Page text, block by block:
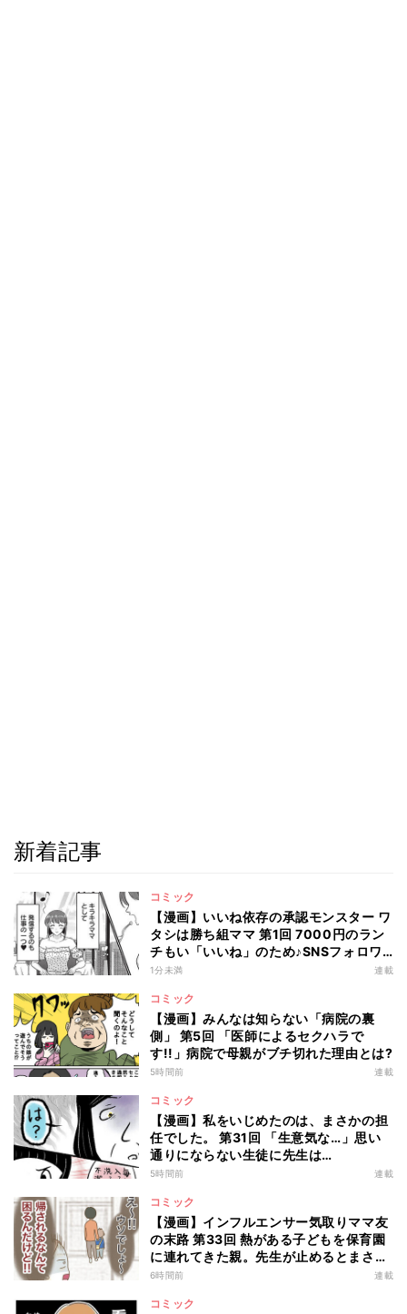
新着記事
コミック
【漫画】いいね依存の承認モンスター ワ
タシは勝ち組ママ 第1回 7000円のラン
チもい「いいね」のため♪SNSフォロワ
ー2万人の"キラキラママ"の生活とは?
1分未満 連載
コミック
【漫画】みんなは知らない「病院の裏
側」 第5回 「医師によるセクハラで
す!!」病院で母親がブチ切れた理由とは?
5時間前 連載
コミック
【漫画】私をいじめたのは、まさかの担
任でした。 第31回 「生意気な…」思い
通りにならない生徒に先生は…
5時間前 連載
コミック
【漫画】インフルエンサー気取りママ友
の末路 第33回 熱がある子どもを保育園
に連れてきた親。先生が止めるとまさか
の行動に!?
6時間前 連載
コミック